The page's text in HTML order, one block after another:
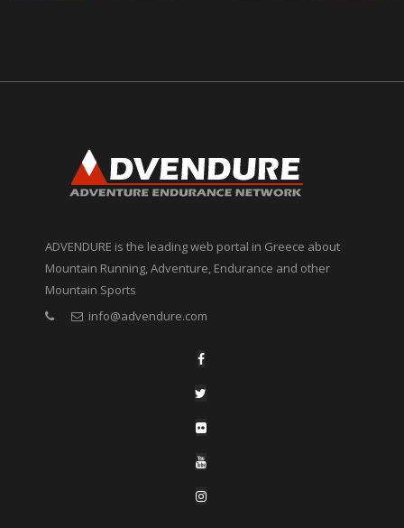
ADVENDURE is the leading web portal in Greece about
Mountain Running, Adventure, Endurance and other
Mountain Sports
info@advendure.com